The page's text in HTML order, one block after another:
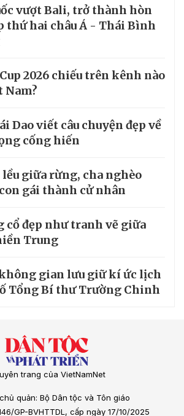
vượt Bali, trở thành hòn
thứ hai châu Á - Thái Bình
2026 chiếu trên kênh nào
Nam?
Dao viết câu chuyện đẹp về
cống hiến
lều giữa rừng, cha nghèo
gái thành cử nhân
cổ đẹp như tranh vẽ giữa
Trung
gian lưu giữ kí ức lịch
Tổng Bí thư Trường Chinh
trang của VietNamNet
quản: Bộ Dân tộc và Tôn giáo
GP-BVHTTDL, cấp ngày 17/10/2025